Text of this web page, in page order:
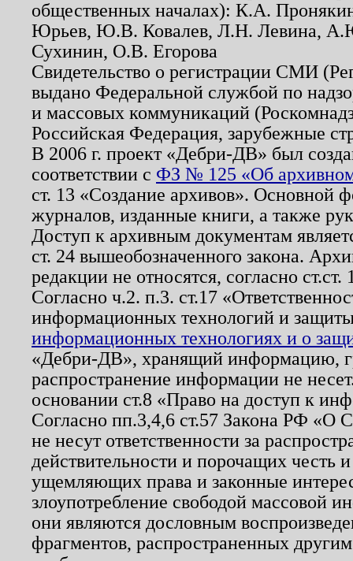
общественных началах): К.А.
Юрьев, Ю.В. Ковалев, Л.Н. Левина,
Сухинин, О.В. Егорова
Свидетельство о регистрации СМИ
выдано Федеральной службой по
и массовых коммуникаций
Российская Федерация, зарубежные
В 2006 г. проект «Дебри-ДВ» был
соответствии с ФЗ № 125 «Об
ст. 13 «Создание архивов». Основной
журналов, изданные книги, а также
Доступ к архивным документам
ст. 24 вышеобозначенного закона.
редакции не относятся, согласно
Согласно ч.2. п.3. ст.17
информационных технологий и
информационных технологиях и о
«Дебри-ДВ», хранящий информацию,
распространение информации не
основании ст.8 «Право на доступ к
Согласно пп.3,4,6 ст.57 Закона РФ «О
не несут ответственности за
действительности и порочащих честь
ущемляющих права и законные
злоупотребление свободой массовой
они являются дословным
фрагментов, распространенных